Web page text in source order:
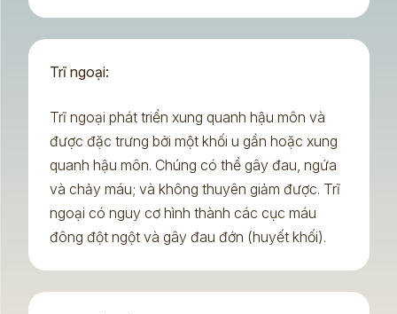
Trĩ ngoại:
Trĩ ngoại phát triển xung quanh hậu môn và
được đặc trưng bởi một khối u gần hoặc xung
quanh hậu môn. Chúng có thể gây đau, ngứa
và chảy máu; và không thuyên giảm được. Trĩ
ngoại có nguy cơ hình thành các cục máu
đông đột ngột và gây đau đớn (huyết khối).